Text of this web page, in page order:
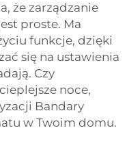
że zarządzanie
proste. Ma
funkcje, dzięki
się na ustawienia
Czy
noce,
Bandary
w Twoim domu.